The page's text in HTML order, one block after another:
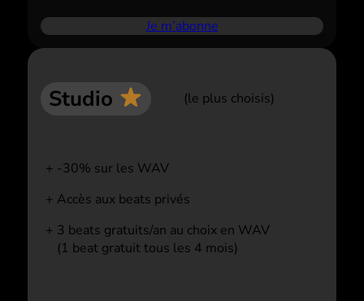
Je m’abonne
Studio (le plus choisis)
-30% sur les WAV
Accès aux beats privés
3 beats gratuits/an au choix en WAV
(1 beat gratuit tous les 4 mois)